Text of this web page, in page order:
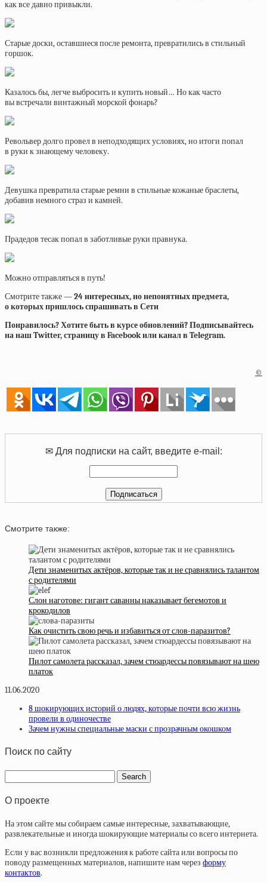
как все давно привыкли.
Старые доски, оставшиеся после ремонта, превратились в стильный
горшок.
Казалось бы, легче выбросить и купить новый… Но как часто
вы встречали винтажный морской фонарь?
Револьвер долго провел в неподходящих условиях, но итоги попал
в руки к знающему человеку.
Девушка превратила старые ремни в стильные кожаные браслеты,
добавив немного страз и камней.
Прадедов тесак попал в заботливые руки правнука.
Можно отправляться в путь!
Смотрите также —24 интересных, но непонятных предмета,
о которых пришлось спрашивать в Сети
Понравилось? Хотите быть в курсе обновлений? Подписывайтесь
на наш Twitter, страницу в Facebook или канал в Telegram.
©
✉ Для подписки на сайт, введите e-mail:
Смотрите также:
Дети знаменитых актёров, которые так и не сравнялись талантом
с родителями
Слон наготове: гигант саванны наказывает бегемотов и
крокодилов
Как очистить свою речь и избавиться от слов-паразитов?
Пилот самолета рассказал, зачем стюардессы повязывают на шею
платок
11.06.2020
8 шокирующих историй о людях, которые почти всю жизнь
провели в одиночестве
Зачем нужны специальные маски с прозрачным окошком
Поиск по сайту
О проекте
На этом сайте мы собираем самые интересные, захватывающие,
развлекательные и иногда шокирующие материалы со всего интернета.
Если у вас возникли предложения к работе сайта или вопросы по
поводу размещенных материалов, напишите нам через форму
контактов.